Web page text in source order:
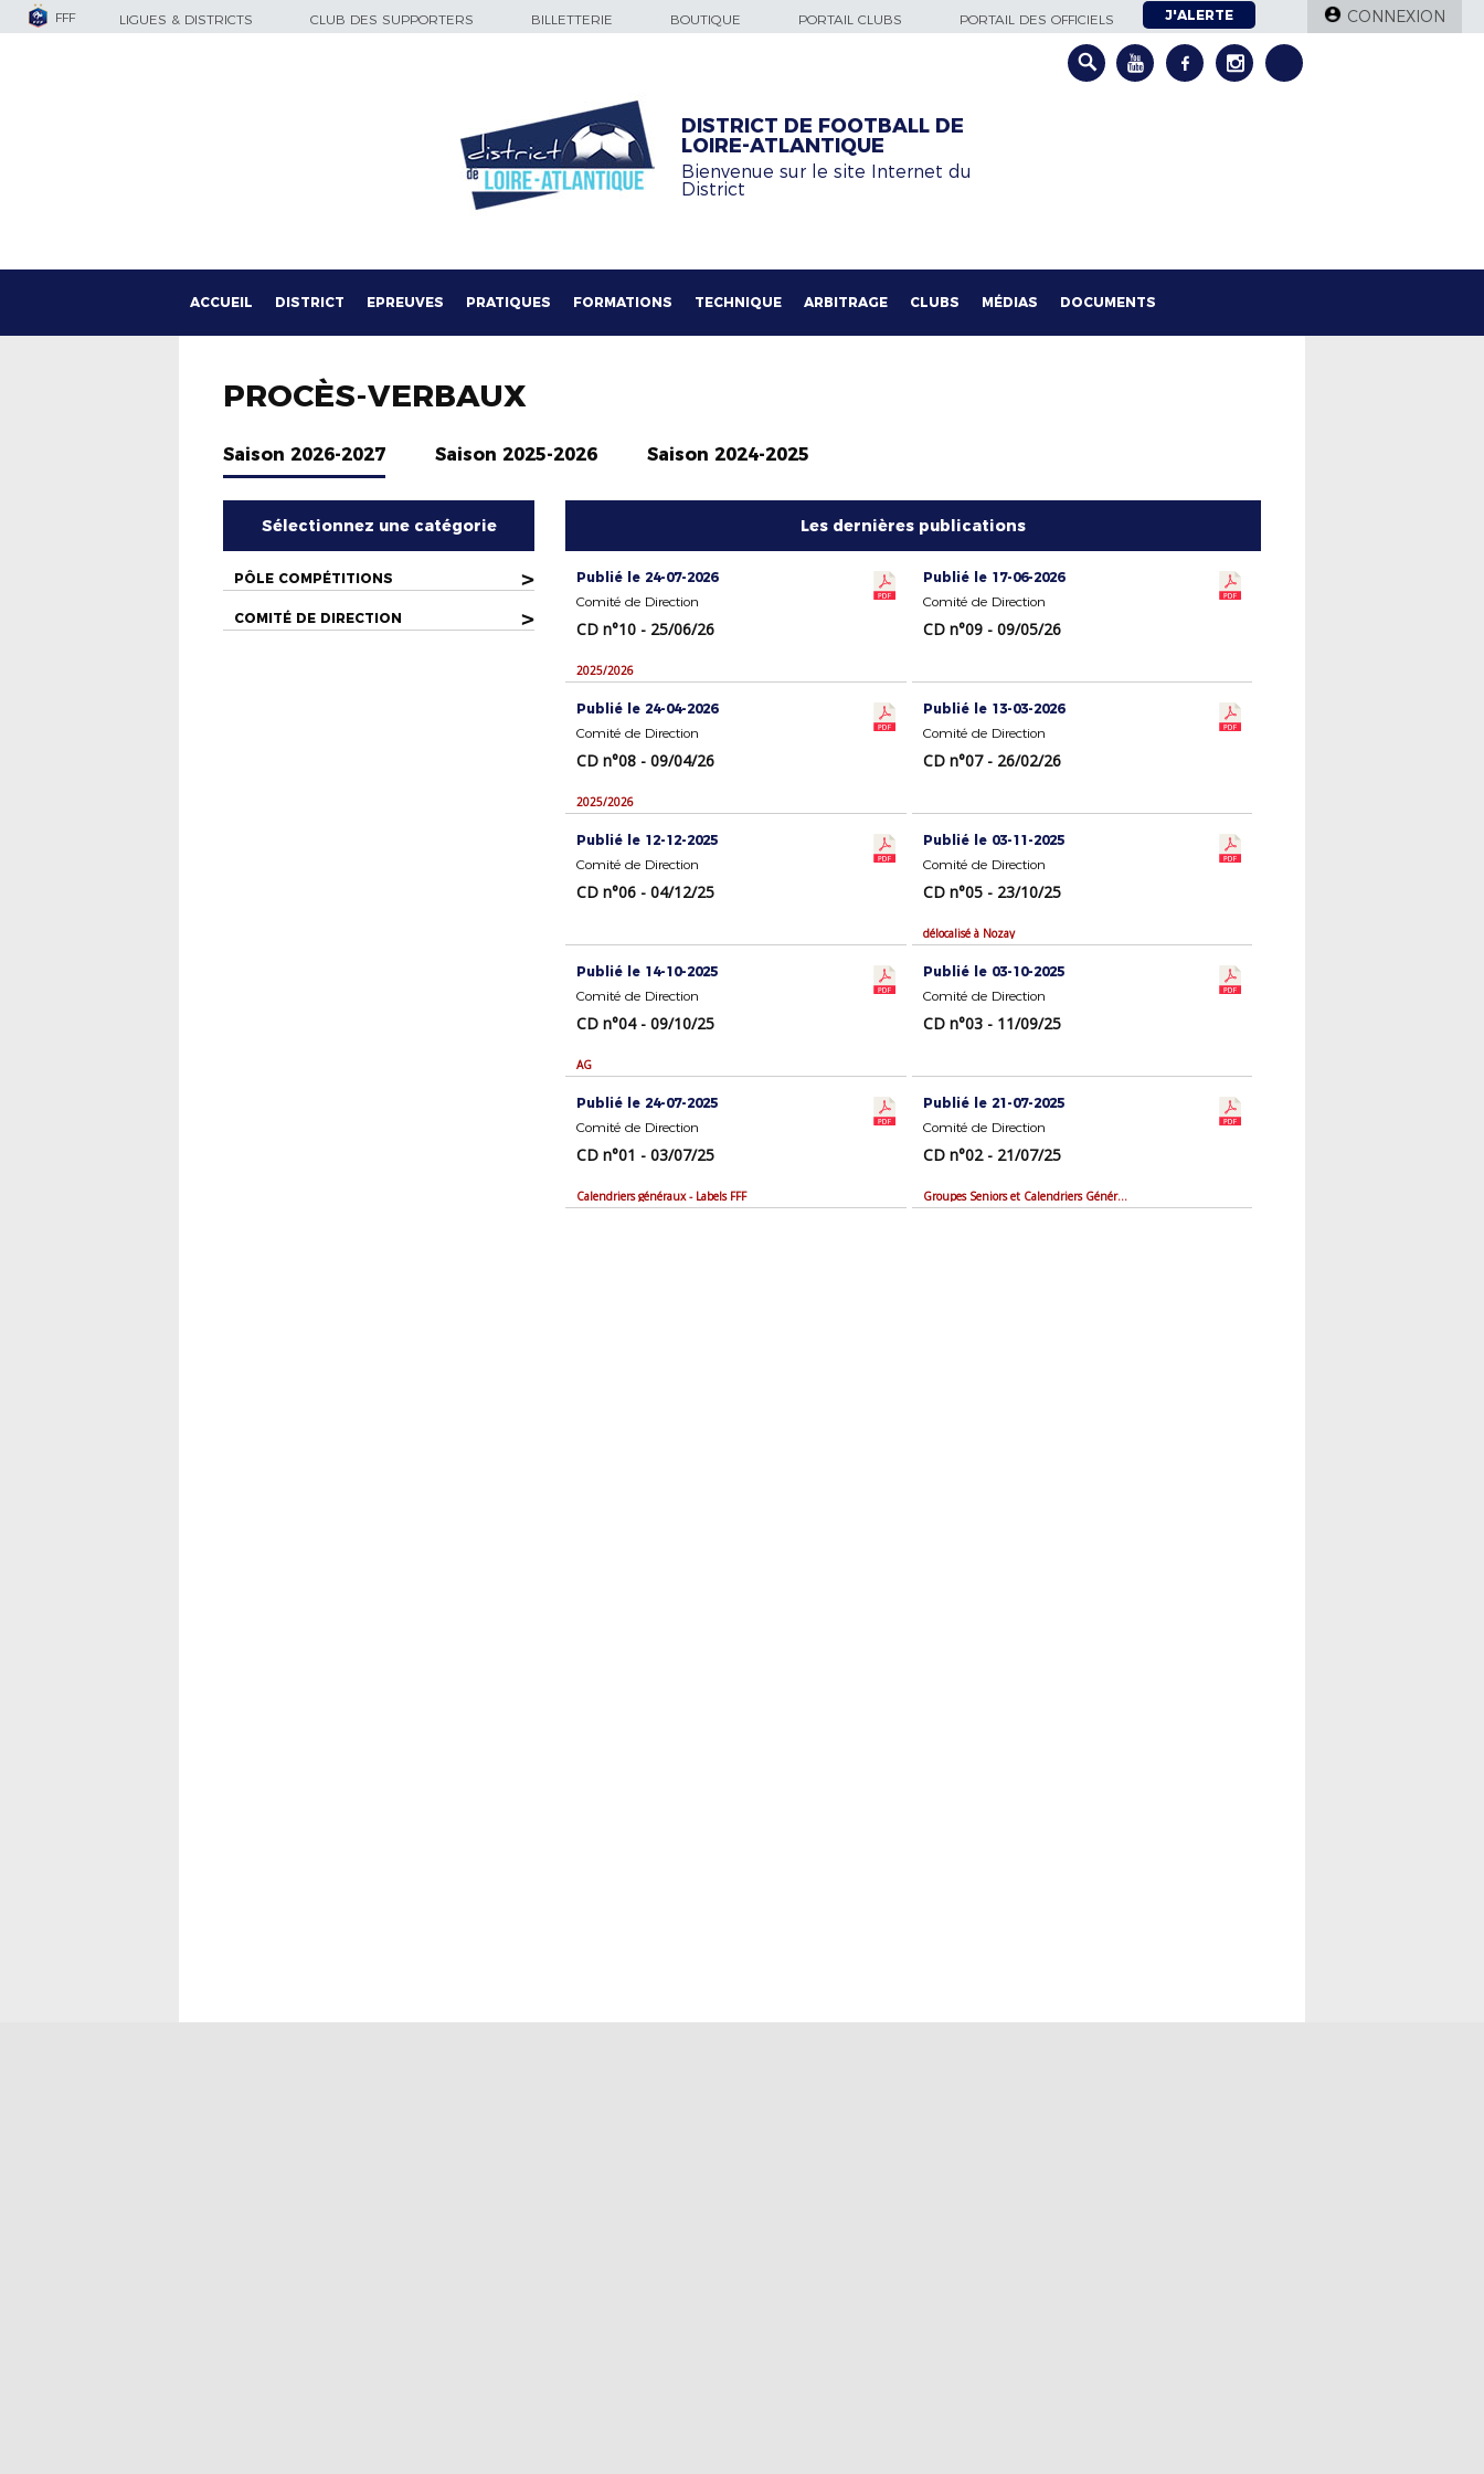
FFF LIGUES & DISTRICTS CLUB DES SUPPORTERS BILLETTERIE BOUTIQUE PORTAIL CLUBS PORTAIL DES OFFICIELS J'ALERTE CONNEXION
DISTRICT DE FOOTBALL DE
LOIRE-ATLANTIQUE
Bienvenue sur le site Internet du
District
ACCUEIL DISTRICT EPREUVES PRATIQUES FORMATIONS TECHNIQUE ARBITRAGE CLUBS MÉDIAS DOCUMENTS
PROCÈS-VERBAUX
Saison 2026-2027 Saison 2025-2026 Saison 2024-2025
Sélectionnez une catégorie
PÔLE COMPÉTITIONS >
COMITÉ DE DIRECTION >
Les dernières publications
Publié le 24-07-2026
Comité de Direction
CD n°10 - 25/06/26
2025/2026
Publié le 17-06-2026
Comité de Direction
CD n°09 - 09/05/26
Publié le 24-04-2026
Comité de Direction
CD n°08 - 09/04/26
2025/2026
Publié le 13-03-2026
Comité de Direction
CD n°07 - 26/02/26
Publié le 12-12-2025
Comité de Direction
CD n°06 - 04/12/25
Publié le 03-11-2025
Comité de Direction
CD n°05 - 23/10/25
délocalisé à Nozay
Publié le 14-10-2025
Comité de Direction
CD n°04 - 09/10/25
AG
Publié le 03-10-2025
Comité de Direction
CD n°03 - 11/09/25
Publié le 24-07-2025
Comité de Direction
CD n°01 - 03/07/25
Calendriers généraux - Labels FFF
Publié le 21-07-2025
Comité de Direction
CD n°02 - 21/07/25
Groupes Seniors et Calendriers Généraux